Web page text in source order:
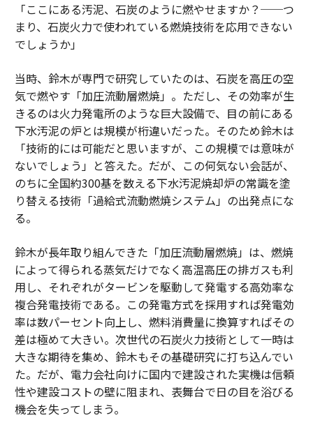
「ここにある汚泥、石炭のように燃やせますか？──つ
まり、石炭火力で使われている燃焼技術を応用できない
でしょうか」
当時、鈴木が専門で研究していたのは、石炭を高圧の空
気で燃やす「加圧流動層燃焼」。ただし、その効率が生
きるのは火力発電所のような巨大設備で、目の前にある
下水汚泥の炉とは規模が桁違いだった。そのため鈴木は
「技術的には可能だと思いますが、この規模では意味が
ないでしょう」と答えた。だが、この何気ない会話が、
のちに全国約300基を数える下水汚泥焼却炉の常識を塗
り替える技術「過給式流動燃焼システム」の出発点にな
る。
鈴木が長年取り組んできた「加圧流動層燃焼」は、燃焼
によって得られる蒸気だけでなく高温高圧の排ガスも利
用し、それぞれがタービンを駆動して発電する高効率な
複合発電技術である。この発電方式を採用すれば発電効
率は数パーセント向上し、燃料消費量に換算すればその
差は極めて大きい。次世代の石炭火力技術として一時は
大きな期待を集め、鈴木もその基礎研究に打ち込んでい
た。だが、電力会社向けに国内で建設された実機は信頼
性や建設コストの壁に阻まれ、表舞台で日の目を浴びる
機会を失ってしまう。